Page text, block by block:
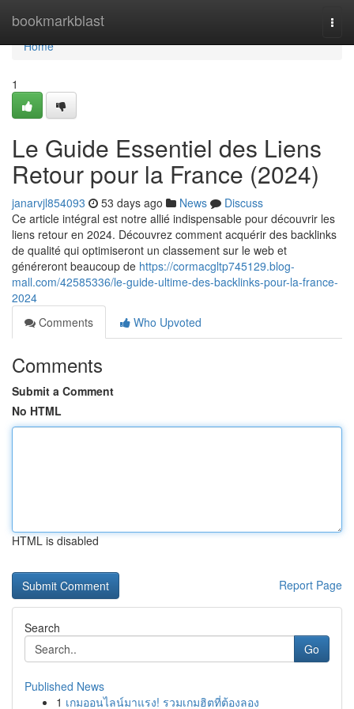
bookmarkblast
Home
Home
1
Le Guide Essentiel des Liens
Retour pour la France (2024)
janarvjl854093 53 days ago News
Discuss
Ce article intégral est notre allié indispensable pour découvrir les
liens retour en 2024. Découvrez comment acquérir des backlinks
de qualité qui optimiseront un classement sur le web et
généreront beaucoup de https://cormacgltp745129.blog-
mall.com/42585336/le-guide-ultime-des-backlinks-pour-la-france-
2024
Comments
Who Upvoted
Comments
Submit a Comment
No HTML
HTML is disabled
Report Page
Search
Go
Published News
1 เกมออนไลน์มาแรง! รวมเกมฮิตที่ต้องลอง